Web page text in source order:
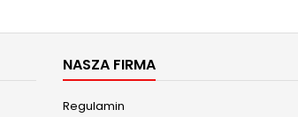
NASZA FIRMA
Regulamin